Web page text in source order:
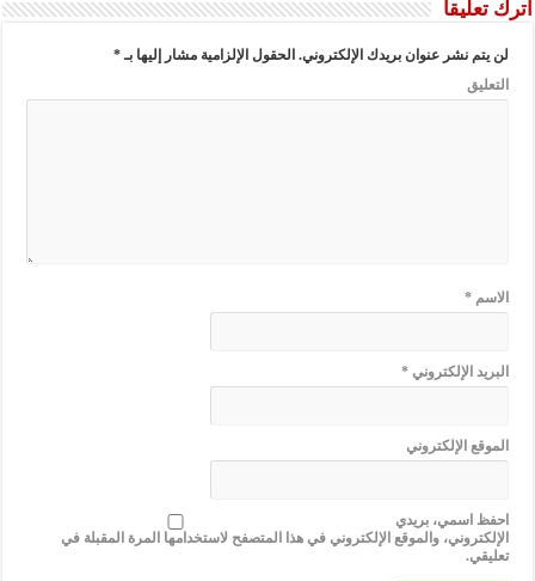
اترك تعليقاً
لن يتم نشر عنوان بريدك الإلكتروني. الحقول الإلزامية مشار إليها بـ*
التعليق
الاسم*
البريد الإلكتروني*
الموقع الإلكتروني
احفظ اسمي، بريدي
الإلكتروني، والموقع الإلكتروني في هذا المتصفح لاستخدامها المرة المقبلة في
تعليقي.